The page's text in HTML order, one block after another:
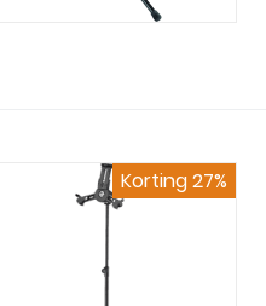
Korting 27%